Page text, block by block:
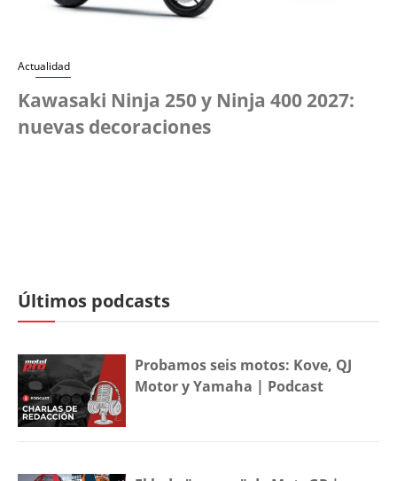
Actualidad
Kawasaki Ninja 250 y Ninja 400 2027:
nuevas decoraciones
Últimos podcasts
Probamos seis motos: Kove, QJ
Motor y Yamaha | Podcast